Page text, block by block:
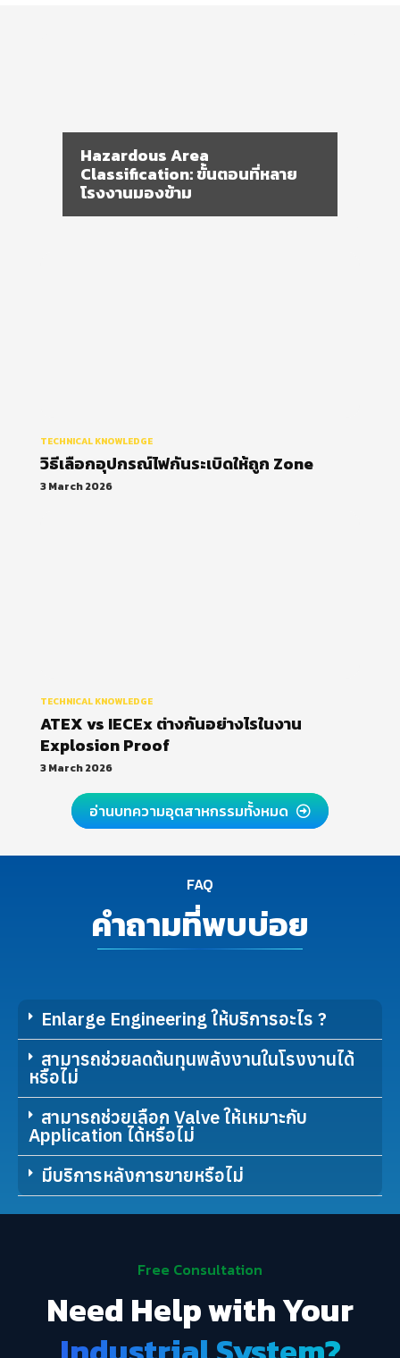
วิธีเลือกอุปกรณ์ไฟกันระเบิดให้ถูก
Zone
TECHNICAL KNOWLEDGE
วิธีเลือกอุปกรณ์ไฟกันระเบิดให้ถูก Zone
3 March 2026
TECHNICAL KNOWLEDGE
ATEX vs IECEx ต่างกันอย่างไรในงาน
Explosion Proof
3 March 2026
อ่านบทความอุตสาหกรรมทั้งหมด
FAQ
คำถามที่พบบ่อย
Enlarge Engineering ให้บริการอะไร ?
สามารถช่วยลดต้นทุนพลังงานในโรงงานได้
หรือไม่
สามารถช่วยเลือก Valve ให้เหมาะกับ
Application ได้หรือไม่
มีบริการหลังการขายหรือไม่
Free Consultation
Need Help with Your